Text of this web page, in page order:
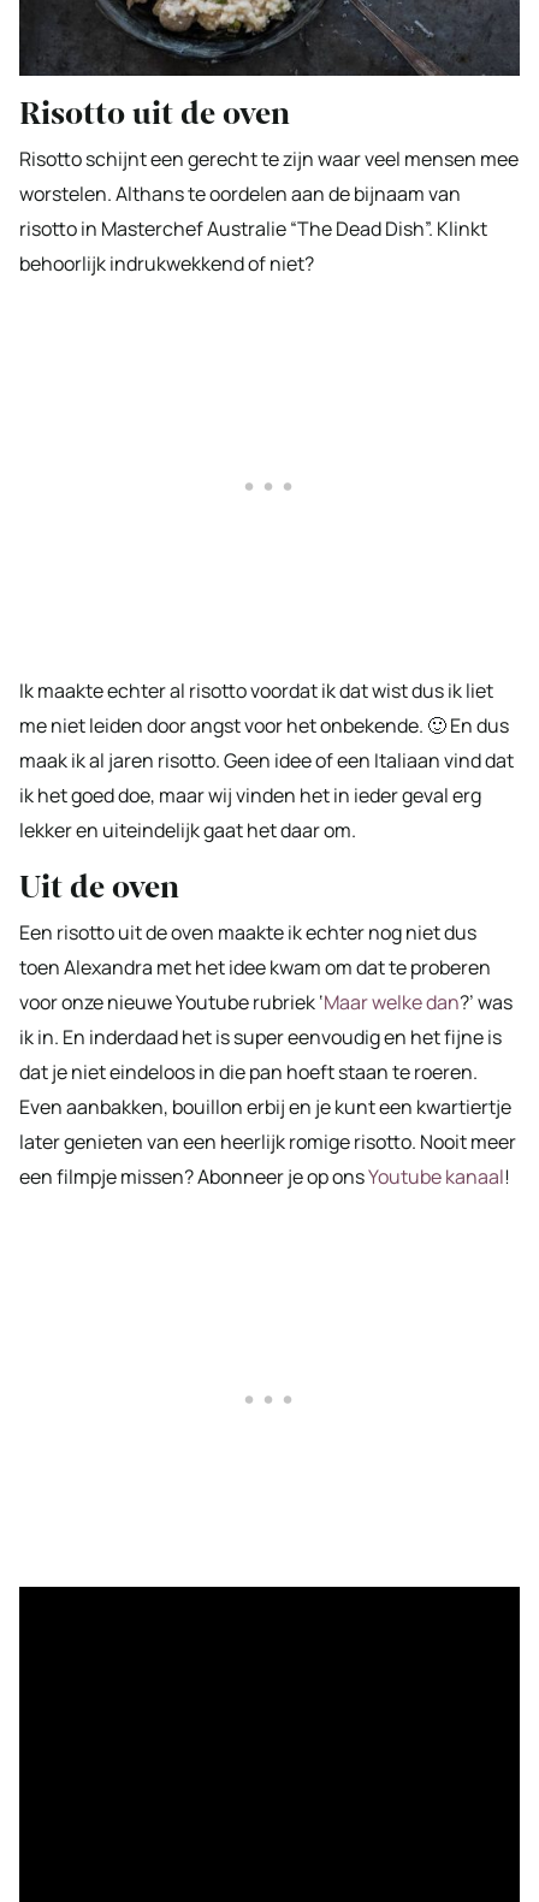
Risotto uit de oven
Risotto schijnt een gerecht te zijn waar veel mensen mee
worstelen. Althans te oordelen aan de bijnaam van
risotto in Masterchef Australie “The Dead Dish”. Klinkt
behoorlijk indrukwekkend of niet?
Ik maakte echter al risotto voordat ik dat wist dus ik liet
me niet leiden door angst voor het onbekende. 🙂 En dus
maak ik al jaren risotto. Geen idee of een Italiaan vind dat
ik het goed doe, maar wij vinden het in ieder geval erg
lekker en uiteindelijk gaat het daar om.
Uit de oven
Een risotto uit de oven maakte ik echter nog niet dus
toen Alexandra met het idee kwam om dat te proberen
voor onze nieuwe Youtube rubriek ‘Maar welke dan?’ was
ik in. En inderdaad het is super eenvoudig en het fijne is
dat je niet eindeloos in die pan hoeft staan te roeren.
Even aanbakken, bouillon erbij en je kunt een kwartiertje
later genieten van een heerlijk romige risotto. Nooit meer
een filmpje missen? Abonneer je op onsYoutube kanaal!